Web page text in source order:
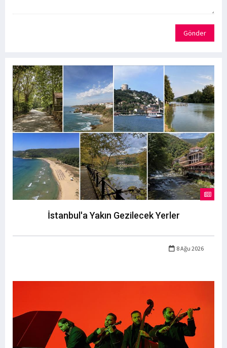
Gönder
İstanbul'a Yakın Gezilecek Yerler
8 Ağu 2026